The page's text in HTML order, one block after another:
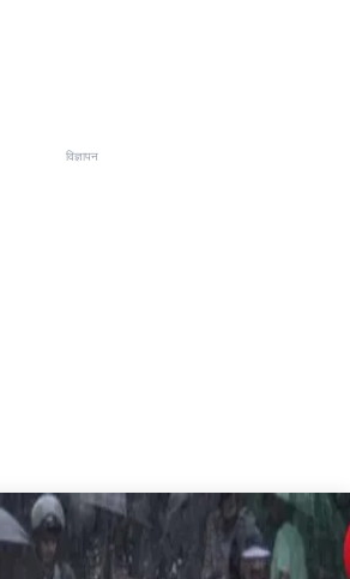
विज्ञापन